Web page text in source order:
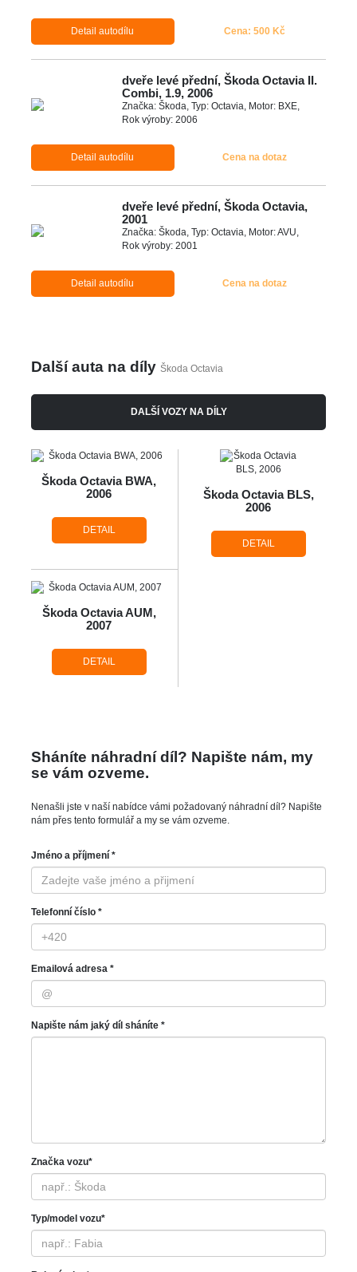
Detail autodílu Cena: 500 Kč
dveře levé přední, Škoda Octavia II.
Combi, 1.9, 2006
Značka: Škoda, Typ: Octavia, Motor: BXE,
Rok výroby: 2006
Detail autodílu Cena na dotaz
dveře levé přední, Škoda Octavia,
2001
Značka: Škoda, Typ: Octavia, Motor: AVU,
Rok výroby: 2001
Detail autodílu Cena na dotaz
Další auta na díly Škoda Octavia
DALŠÍ VOZY NA DÍLY
Škoda Octavia BWA,
2006
DETAIL
Škoda Octavia BLS,
2006
DETAIL
Škoda Octavia AUM,
2007
DETAIL
Sháníte náhradní díl? Napište nám, my
se vám ozveme.
Nenašli jste v naší nabídce vámi požadovaný náhradní díl? Napište
nám přes tento formulář a my se vám ozveme.
Jméno a příjmení *
Telefonní číslo *
Emailová adresa *
Napište nám jaký díl sháníte *
Značka vozu*
Typ/model vozu*